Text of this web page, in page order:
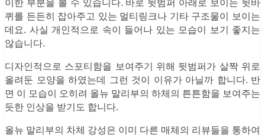
이한 부분을 볼 수 있습니다. 바로 뒷범퍼 아래로 보이는 뒷바
퀴를 든든히 잡아주고 있는 멀티링크나 기타 구조물이 보이는
데요. 사실 개인적으로 속이 들어나 있는 모습이 보기 좋지는
않습니다.
디자인적으로 스포티함을 보여주기 위해 뒷범퍼가 살짝 위로
올려둔 모양을 하였는데 그런 것이 이유가 아닐까 합니다. 반
면 이 모습이 오히려 올뉴 말리부의 하체의 튼튼함을 보여주는
듯한 인상을 받기도 합니다.
올뉴 말리부의 차체 강성은 이미 다른 매체의 리뷰들을 통하여